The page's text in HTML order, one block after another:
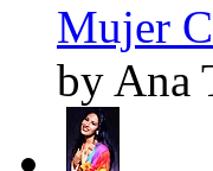
Mujer
by Ana